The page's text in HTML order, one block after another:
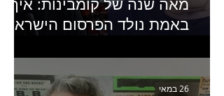
באמת נולד הפרסום
מחבר הספר "מסע פרסום:
פרקים בחיי הפרסום
26 במאי